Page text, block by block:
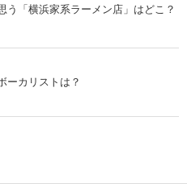
う「横浜家系ラーメン店」はどこ？
ーカリストは？